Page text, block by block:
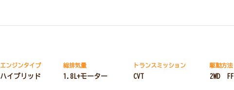
エンジンタイプ
ハイブリッド
総排気量
1.8L+モーター
トランス ミッション
CVT
駆動方法
2WD FF